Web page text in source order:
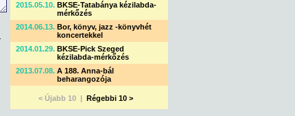
2015.05.10. BKSE-Tatabánya kézilabda-
mérkőzés
2014.06.13. Bor, könyv, jazz -könyvhét
koncertekkel
2014.01.29. BKSE-Pick Szeged
kézilabda-mérkőzés
2013.07.08. A 188. Anna-bál
beharangozója
< Újabb 10 | Régebbi 10 >